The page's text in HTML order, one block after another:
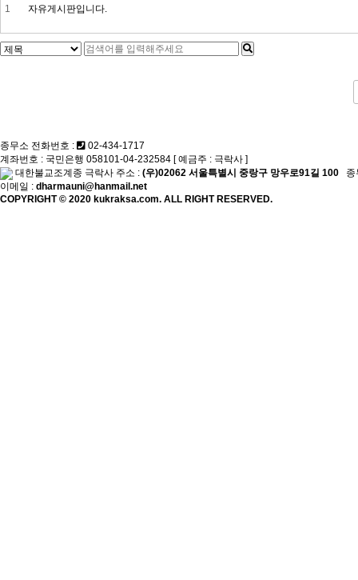
1 자유게시판입니다.
종무소 전화번호 :
02-434-1717
계좌번호 : 국민은행 058101-04-232584 [ 예금주 : 극락사 ]
대한불교조계종 극락사 주소 : (우)02062 서울특별시 중랑구 망우로91길 100
이메일 : dharmauni@hanmail.net
COPYRIGHT © 2020 kukraksa.com. ALL RIGHT RESERVED.